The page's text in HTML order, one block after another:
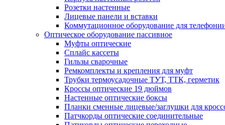
Розетки настенные
Лицевые панели и вставки
Коммутационное оборудование для
Оптическое оборудование пассивное
Муфты оптические
Сплайс кассеты
Гильзы сварочные
Ремкомплекты и крепления для муфт
Трубки термоусадочные ТУТ, ТТК, герметик
Кроссы оптические 19 дюймов
Настенные оптические боксы
Планки сменные лицевые/заглушки для
Патчкорды оптические соединительные